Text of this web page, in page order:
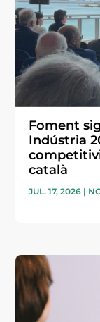
Foment
Indústria
català
JUL. 17, 2026 |